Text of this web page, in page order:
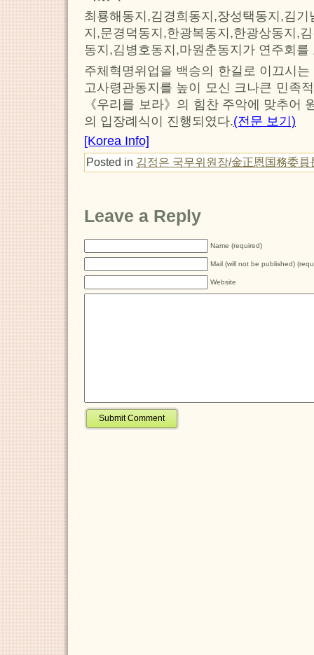
최룡해동지,김경희동지,장성택동지,김
지,문경덕동지,한광복동지,한광상동지,
동지,김병호동지,마원춘동지가 연주회를
주체혁명위업을 백승의 한길로 이끄시
고사령관동지를 높이 모신 크나큰 민족
《우리를 보라》의 힘찬 주악에 맞추어
의 입장례식이 진행되였다.(전문 보기)
[Korea Info]
Posted in 김정은 국무위원장/金正恩国務委員
Leave a Reply
Name (required)
Mail (will not be published)
Website